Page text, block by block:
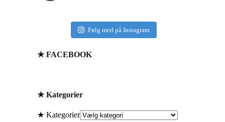
Følg med på Instagram
★ FACEBOOK
★ Kategorier
★ Kategorier